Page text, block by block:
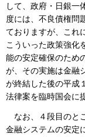
して、政府・日銀一
度には、不良債権問
ておりますが、これ
こういった政策強化
能の安定確保のため
が、その実施は金融
が終結した後の平成
法律案を臨時国会に
なお、４段目のと
金融システムの安定